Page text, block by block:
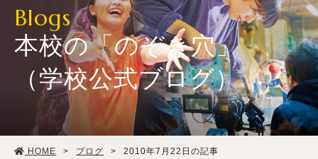
学校紹介・教育システム
Blogs
本校の「のぞき穴」
（学校公式ブログ）
HOME > ブログ > 2010年7月22日の記事